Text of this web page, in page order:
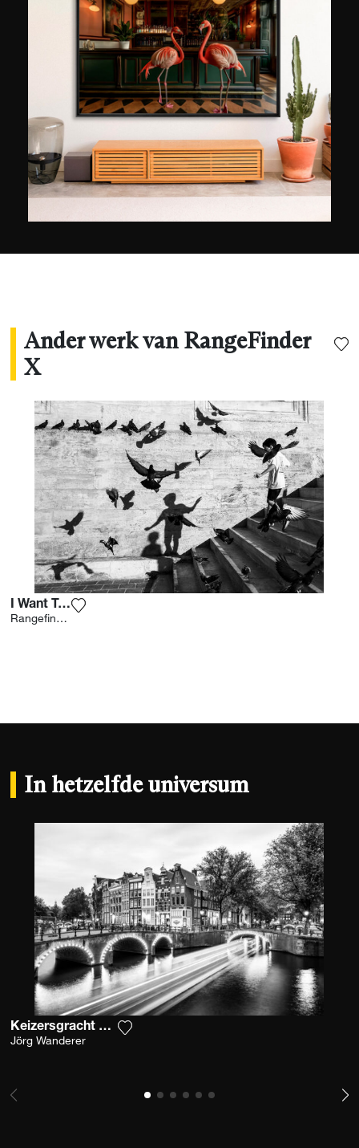
vereeuwigt waarvan hij getuige is. Zijn favoriete
speelterrein? De straat. Vanuit de ontmoetingen
die hij daar beleeft, werkt hij met humor en
contrasten.
Ander werk van RangeFinder
X
I Want To Fly
Rangefinder X
In hetzelfde universum
Keizersgracht Amsterdam
Jörg Wanderer